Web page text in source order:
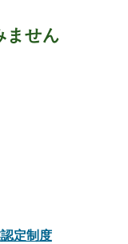
ません
定制度